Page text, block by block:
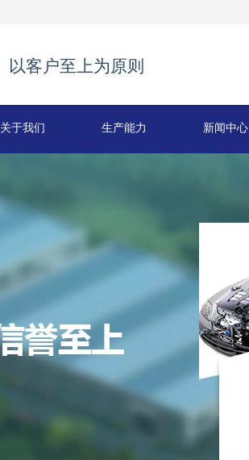
以客户至上为原则
关于我们 生产能力 新闻中心